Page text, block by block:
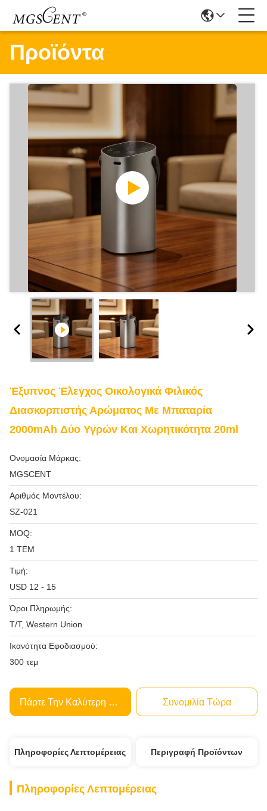
Προϊόντα
Έξυπνος Έλεγχος Οικολογικά Φιλικός
Διασκορπιστής Αρώματος Με Μπαταρία
2000mAh Δύο Υγρών Και Χωρητικότητα 20ml
Ονομασία Μάρκας:
MGSCENT
Αριθμός Μοντέλου:
SZ-021
MOQ:
1 ΤΕΜ
Τιμή:
USD 12 - 15
Όροι Πληρωμής:
T/T, Western Union
Ικανότητα Εφοδιασμού:
300 τεμ
Πάρτε Την Καλύτερη Τιμή Συνομιλία Τώρα
Πληροφορίες Λεπτομέρειας Περιγραφή Προϊόντων
Πληροφορίες Λεπτομέρειας